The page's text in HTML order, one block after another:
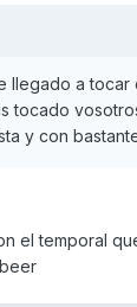
llegado a
tocado
y con
el temporal